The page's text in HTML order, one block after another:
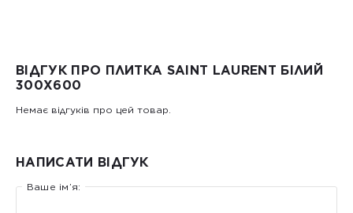
ВІДГУК ПРО ПЛИТКА SAINT LAURENT БIЛИЙ
300X600
Немає відгуків про цей товар.
НАПИСАТИ ВІДГУК
Ваше ім’я: